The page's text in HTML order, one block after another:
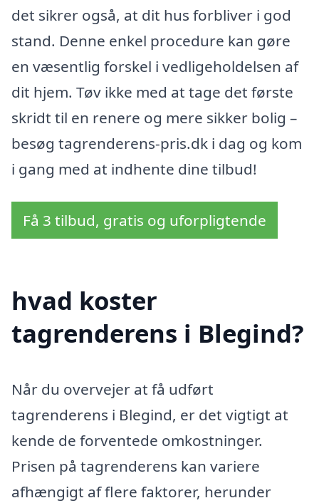
det sikrer også, at dit hus forbliver i god
stand. Denne enkel procedure kan gøre
en væsentlig forskel i vedligeholdelsen af
dit hjem. Tøv ikke med at tage det første
skridt til en renere og mere sikker bolig –
besøg tagrenderens-pris.dk i dag og kom
i gang med at indhente dine tilbud!
Få 3 tilbud, gratis og uforpligtende
hvad koster
tagrenderens i Blegind?
Når du overvejer at få udført
tagrenderens i Blegind, er det vigtigt at
kende de forventede omkostninger.
Prisen på tagrenderens kan variere
afhængigt af flere faktorer, herunder